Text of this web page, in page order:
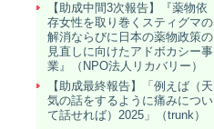
【助成中間3次報告】『薬物依
存女性を取り巻くスティグマの
解消ならびに日本の薬物政策の
見直しに向けたアドボカシー事
業』（NPO法人リカバリー）
【助成最終報告】「例えば（天
気の話をするように痛みについ
て話せれば）2025」（trunk）